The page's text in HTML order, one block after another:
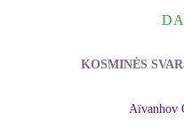
KOSMINĖS
Aïvanhov